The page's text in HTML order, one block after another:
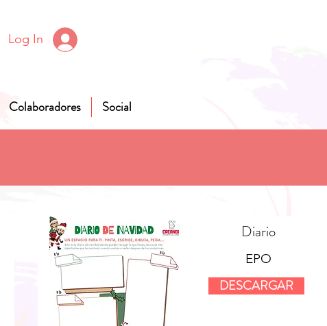
Log In
Colaboradores Social
Diario
EPO
DESCARGAR